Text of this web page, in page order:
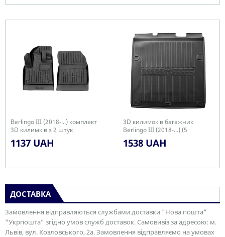
Berlingo III (2018-...) комплект
3D килимків з 2 штук
1137 UAH
3D килимок в багажник
Berlingo III (2018-...) (5
seats/long base)
1538 UAH
ДОСТАВКА
Замовлення відправляються службами доставки "Нова пошта"
"Укрпошта” згідно умов служб доставок. Самовивіз за адресою: м.
Львів, вул. Козловського, 2а. Замовлення відправляємо на умовах